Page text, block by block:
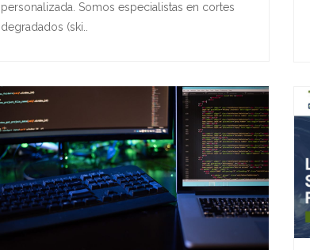
personalizada. Somos especialistas en cortes
degradados (ski..